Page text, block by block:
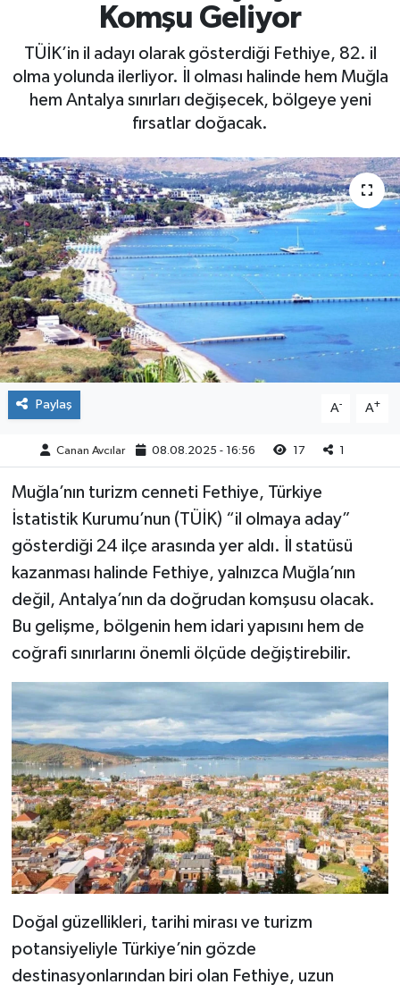
Komşu Geliyor
TÜİK’in il adayı olarak gösterdiği Fethiye, 82. il
olma yolunda ilerliyor. İl olması halinde hem Muğla
hem Antalya sınırları değişecek, bölgeye yeni
fırsatlar doğacak.
Paylaş A- A+
Canan Avcılar 08.08.2025 - 16:56 17 1
Muğla’nın turizm cenneti Fethiye, Türkiye
İstatistik Kurumu’nun (TÜİK) “il olmaya aday”
gösterdiği 24 ilçe arasında yer aldı. İl statüsü
kazanması halinde Fethiye, yalnızca Muğla’nın
değil, Antalya’nın da doğrudan komşusu olacak.
Bu gelişme, bölgenin hem idari yapısını hem de
coğrafi sınırlarını önemli ölçüde değiştirebilir.
Doğal güzellikleri, tarihi mirası ve turizm
potansiyeliyle Türkiye’nin gözde
destinasyonlarından biri olan Fethiye, uzun